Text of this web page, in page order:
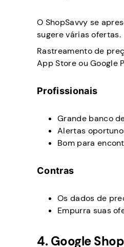
O ShopSavvy se
sugere várias ofertas.
Rastreamento de
App Store ou Google
Profissionais
Grande banco
Alertas
Bom para
Contras
Os dados de
Empurra suas
4. Google